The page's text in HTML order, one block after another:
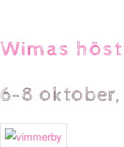
Wimas
6-8